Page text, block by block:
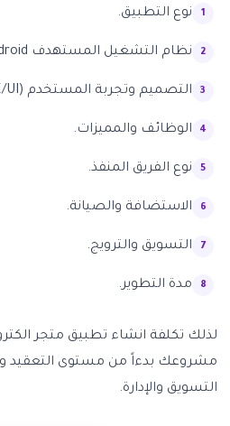
نوع التطبيق.
نظام التشغيل المستهدف Android أو iOS أو كليهما.
التصميم وتجربة المستخدم (UX/UI).
الوظائف والمميزات.
نوع الفريق المنفذ.
الاستضافة والصيانة.
التسويق والترويج.
مدة التطوير.
لذلك تكلفة انشاء تطبيق متجر
مشروعك بدءاً من مستوى التعقيد
التسويق والإدارة.